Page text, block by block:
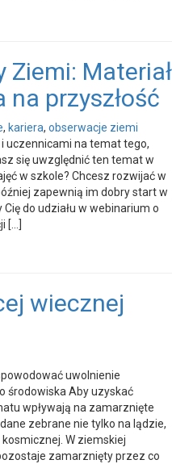
Materiał
na przyszłość
, kariera, obserwacje ziemi
uczennicami na temat tego,
się uwzględnić ten temat w
w szkole? Chcesz rozwijać w
zapewnią im dobry start w
do udziału w webinarium o
[…]
wiecznej
uwolnienie
środowiska Aby uzyskać
wpływają na zamarznięte
zebrane nie tylko na lądzie,
W ziemskiej
zamarznięty przez co